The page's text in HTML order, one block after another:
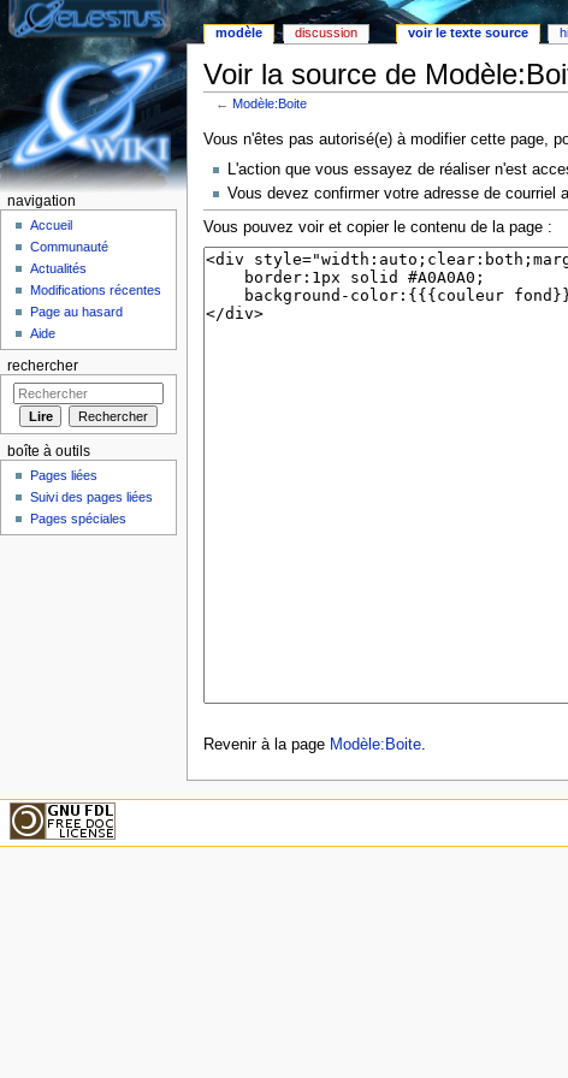
Voir la source de
←Modèle:Boite
Vous n'êtes pas autorisé(e) à modifier cette page,
L'action que vous essayez de réaliser n'est
Vous devez confirmer votre adresse de courriel
Vous pouvez voir et copier le contenu de la page :
Revenir à la page Modèle:Boite.
modèle discussion voir le texte source
navigation
Accueil
Communauté
Actualités
Modifications récentes
Page au hasard
Aide
rechercher
boîte à outils
Pages liées
Suivi des pages liées
Pages spéciales